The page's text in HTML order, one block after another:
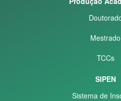
Mestrado
TCCs
SIPEN
Sistema de